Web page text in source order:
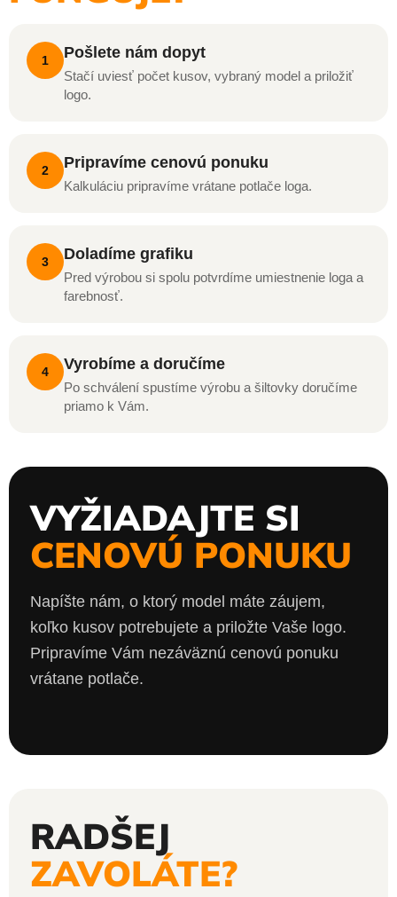
1 Pošlete nám dopyt
Stačí uviesť počet kusov, vybraný model a priložiť
logo.
2 Pripravíme cenovú ponuku
Kalkuláciu pripravíme vrátane potlače loga.
3 Doladíme grafiku
Pred výrobou si spolu potvrdíme umiestnenie loga a
farebnosť.
4 Vyrobíme a doručíme
Po schválení spustíme výrobu a šiltovky doručíme
priamo k Vám.
VYŽIADAJTE SI
CENOVÚ PONUKU
Napíšte nám, o ktorý model máte záujem,
koľko kusov potrebujete a priložte Vaše logo.
Pripravíme Vám nezáväznú cenovú ponuku
vrátane potlače.
RADŠEJ
ZAVOLÁTE?